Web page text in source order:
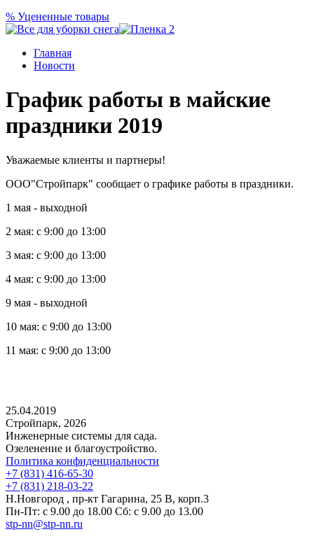
% Уцененные товары
Главная
Новости
График работы в майские
праздники 2019
Уважаемые клиенты и партнеры!
ООО"Стройпарк" сообщает о графике работы в праздники.
1 мая - выходной
2 мая: с 9:00 до 13:00
3 мая: с 9:00 до 13:00
4 мая: с 9:00 до 13:00
9 мая - выходной
10 мая: с 9:00 до 13:00
11 мая: с 9:00 до 13:00
25.04.2019
Стройпарк, 2026
Инженерные системы для сада.
Озеленение и благоустройство.
Политика конфиденциальности
+7 (831) 416-65-30
+7 (831) 218-03-22
Н.Новгород , пр-кт Гагарина, 25 В, корп.3
Пн-Пт: с 9.00 до 18.00 Сб: с 9.00 до 13.00
stp-nn@stp-nn.ru